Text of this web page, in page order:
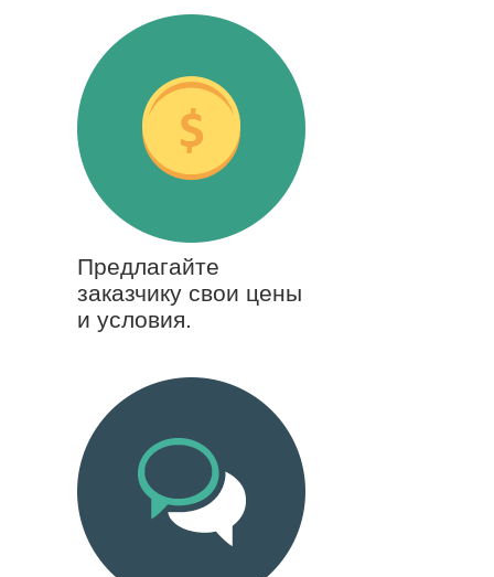
Предлагайте
заказчику свои цены
и условия.